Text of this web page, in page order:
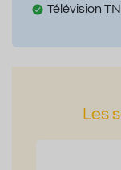
Télévision
Les